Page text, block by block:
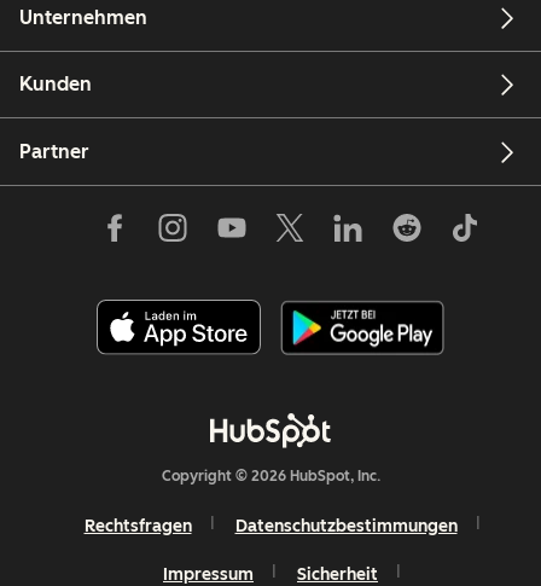
Unternehmen
Kunden
Partner
Copyright © 2026 HubSpot, Inc.
Rechtsfragen Datenschutzbestimmungen
Impressum Sicherheit